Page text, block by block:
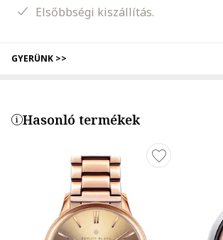
Elsőbbségi kiszállítás.
GYERÜNK >>
Hasonló termékek